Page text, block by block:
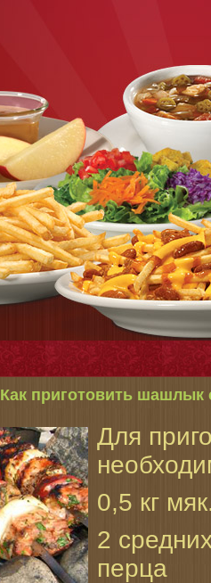
Как приготовить шашлык
Для
0,5 кг
2
перца